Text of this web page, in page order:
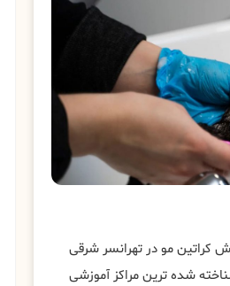
کراتین مو در تهرانسر شرقی
شده ترین مراکز آموزشی